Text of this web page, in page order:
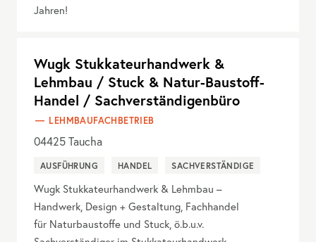
Jahren!
Wugk Stukkateurhandwerk &
Lehmbau / Stuck & Natur-Baustoff-
Handel / Sachverständigenbüro
LEHMBAUFACHBETRIEB
04425 Taucha
AUSFÜHRUNG HANDEL SACHVERSTÄNDIGE
Wugk Stukkateurhandwerk & Lehmbau –
Handwerk, Design + Gestaltung, Fachhandel
für Naturbaustoffe und Stuck, ö.b.u.v.